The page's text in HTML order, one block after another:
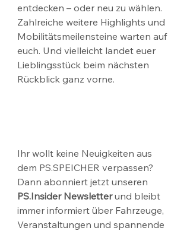
entdecken – oder neu zu wählen.
Zahlreiche weitere Highlights und
Mobilitätsmeilensteine warten auf
euch. Und vielleicht landet euer
Lieblingsstück beim nächsten
Rückblick ganz vorne.
Ihr wollt keine Neuigkeiten aus
dem PS.SPEICHER verpassen?
Dann abonniert jetzt unseren
PS.Insider Newsletter und bleibt
immer informiert über Fahrzeuge,
Veranstaltungen und spannende